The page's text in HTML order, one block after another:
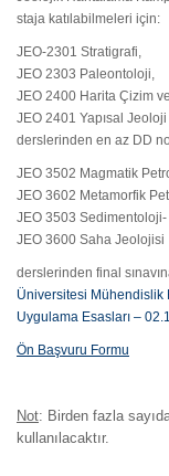
staja katılabilmeleri için:
JEO-2301 Stratigrafi,
JEO 2303 Paleontoloji,
JEO 2400 Harita Çizim ve
JEO 2401 Yapısal
derslerinden en az DD
JEO 3502 Magmatik
JEO 3602 Metamorfik
JEO 3503
JEO 3600 Saha Jeolojisi
derslerinden final
Üniversitesi Mühendislik
Uygulama Esasları –
Ön Başvuru Formu
Not: Birden fazla
kullanılacaktır.